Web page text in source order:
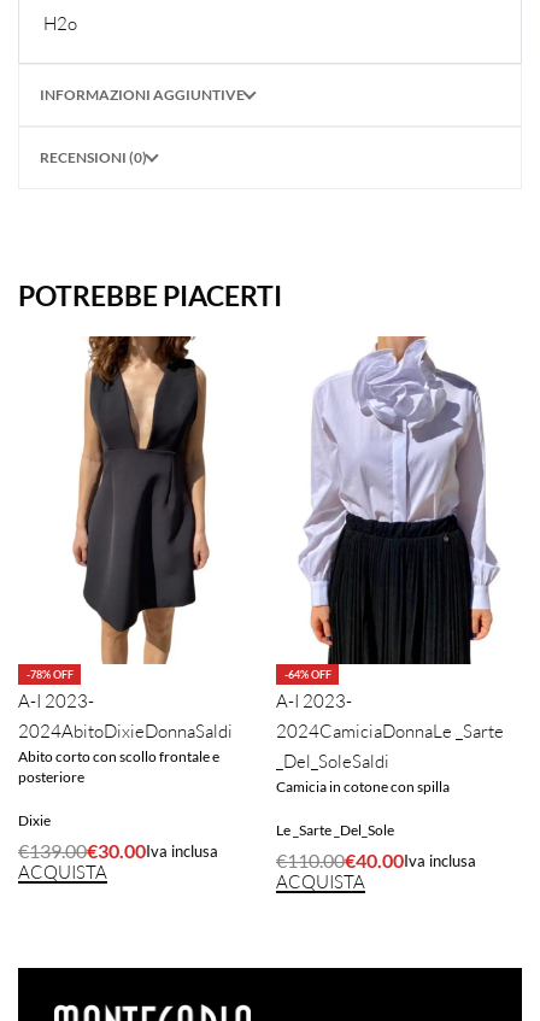
H2o
INFORMAZIONI AGGIUNTIVE
RECENSIONI (0)
POTREBBE PIACERTI
-78% OFF
A-I 2023-
2024AbitoDixieDonnaSaldi
Abito corto con scollo frontale e
posteriore
Dixie
€139.00€30.00Iva inclusa
ACQUISTA
-64% OFF
A-I 2023-
2024CamiciaDonnaLe _Sarte
_Del_SoleSaldi
Camicia in cotone con spilla
Le _Sarte _Del_Sole
€110.00€40.00Iva inclusa
ACQUISTA